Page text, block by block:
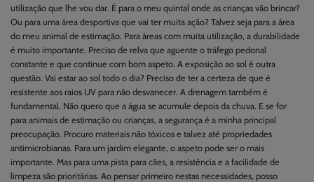
utilização que lhe vou dar. É para o meu quintal onde as crianças vão brincar?
Ou para uma área desportiva que vai ter muita ação? Talvez seja para a área
do meu animal de estimação. Para áreas com muita utilização, a durabilidade
é muito importante. Preciso de relva que aguente o tráfego pedonal
constante e que continue com bom aspeto. A exposição ao sol é outra
questão. Vai estar ao sol todo o dia? Preciso de ter a certeza de que é
resistente aos raios UV para não desvanecer. A drenagem também é
fundamental. Não quero que a água se acumule depois da chuva. E se for
para animais de estimação ou crianças, a segurança é a minha principal
preocupação. Procuro materiais não tóxicos e talvez até propriedades
antimicrobianas. Para um jardim elegante, o aspeto pode ser o mais
importante. Mas para uma pista para cães, a resistência e a facilidade de
limpeza são prioritárias. Ao pensar primeiro nestas necessidades, posso